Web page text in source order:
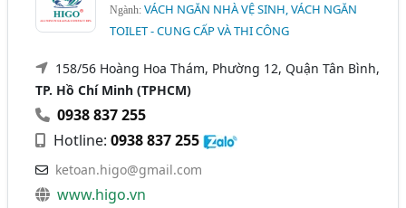
Ngành:VÁCH NGĂN NHÀ VỆ SINH, VÁCH NGĂN
TOILET - CUNG CẤP VÀ THI CÔNG
158/56 Hoàng Hoa Thám, Phường 12, Quận Tân Bình,
TP. Hồ Chí Minh (TPHCM)
0938 837 255
Hotline:0938 837 255
ketoan.higo@gmail.com
www.higo.vn